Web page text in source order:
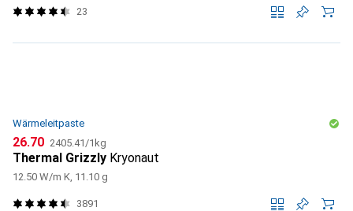
23
Wärmeleitpaste
CHF
26.70 CHF
2405.41 /1kg
Thermal Grizzly Kryonaut
12.50 W/m K, 11.10 g
3891